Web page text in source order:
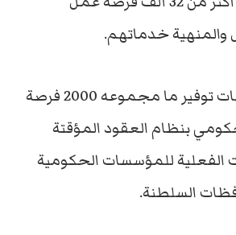
والمنهية خدماتهم.
وتتضمن التوجيهات توفير ما مجموعه 2000 فرصة
بنظام العقود المؤقتة
الفعلية للمؤسسات الحكومية
السلطنة.